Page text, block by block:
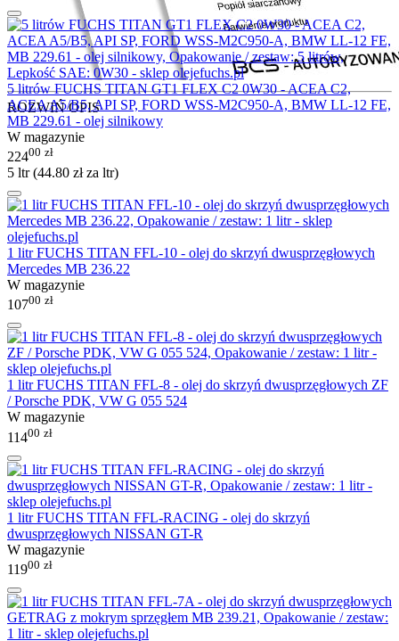
ROZWIŃ OPIS
5 litrów FUCHS TITAN GT1 FLEX C2 0W30 - ACEA C2,
ACEA A5/B5, API SP, FORD WSS-M2C950-A, BMW LL-12 FE,
MB 229.61 - olej silnikowy
W magazynie
22400 zł
5 ltr (44.80 złza ltr)
1 litr FUCHS TITAN FFL-10 - olej do skrzyń dwusprzęgłowych
Mercedes MB 236.22
W magazynie
10700 zł
1 litr FUCHS TITAN FFL-8 - olej do skrzyń dwusprzęgłowych ZF
/ Porsche PDK, VW G 055 524
W magazynie
11400 zł
1 litr FUCHS TITAN FFL-RACING - olej do skrzyń
dwusprzęgłowych NISSAN GT-R
W magazynie
11900 zł